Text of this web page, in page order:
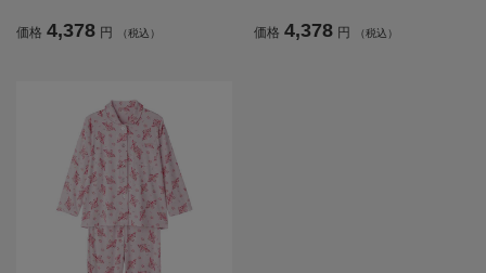
価格 4,378 円 （税込）
／ギフト／プレゼント【CF】
価格 4,378 円 （税込）